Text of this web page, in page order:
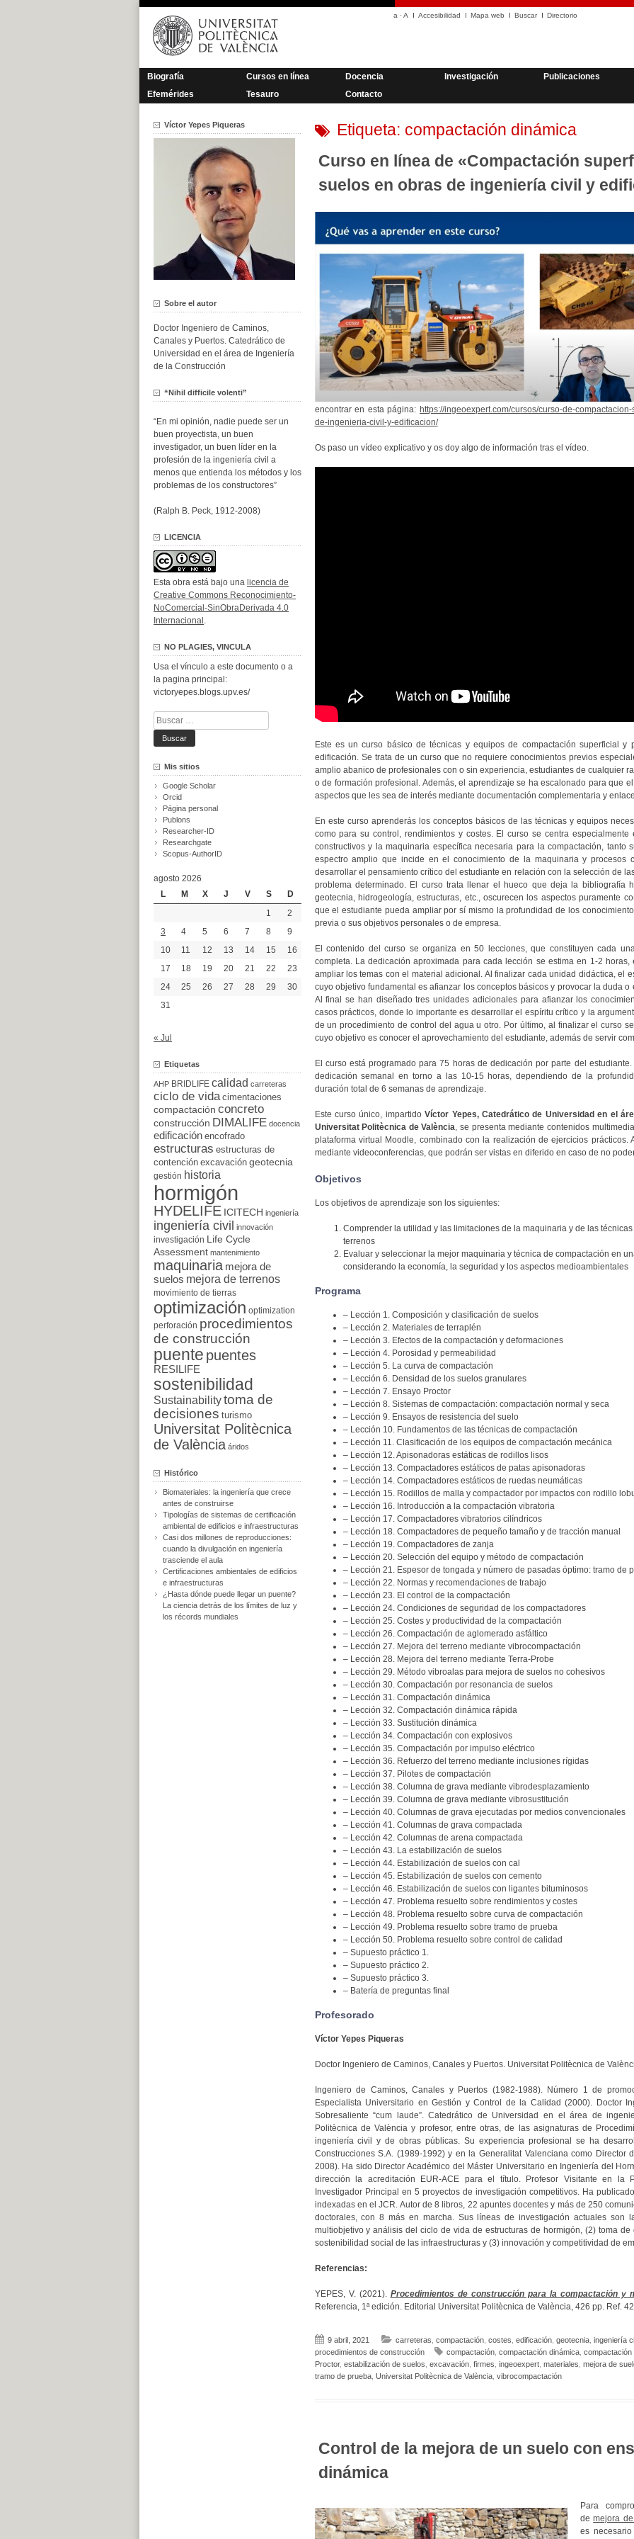
Saltar
contenido
a ·A Accesibilidad Mapa web Buscar Directorio
Biografía Cursos en línea Docencia Investigación Publicaciones
Efemérides
Tesauro Contacto
Etiqueta: compactación dinámica
Curso en línea de «Compactación
suelos en obras de ingeniería civil y
encontrar en esta página: https://ingeoexpert.com/cursos/curso-de-
de-ingenieria-civil-y-edificacion/
Os paso un vídeo explicativo y os doy algo de información tras el vídeo.
Este es un curso básico de técnicas y equipos de compactación superficial
edificación. Se trata de un curso que no requiere conocimientos previos
amplio abanico de profesionales con o sin experiencia, estudiantes de cualquier
o de formación profesional. Además, el aprendizaje se ha escalonado para que
aspectos que les sea de interés mediante documentación complementaria y
En este curso aprenderás los conceptos básicos de las técnicas y equipos
como para su control, rendimientos y costes. El curso se centra
constructivos y la maquinaria específica necesaria para la compactación, tanto
espectro amplio que incide en el conocimiento de la maquinaria y procesos
desarrollar el pensamiento crítico del estudiante en relación con la selección de
problema determinado. El curso trata llenar el hueco que deja la bibliografía
geotecnia, hidrogeología, estructuras, etc., oscurecen los aspectos puramente
que el estudiante pueda ampliar por sí mismo la profundidad de los
previa o sus objetivos personales o de empresa.
El contenido del curso se organiza en 50 lecciones, que constituyen cada
completa. La dedicación aproximada para cada lección se estima en 1-2
ampliar los temas con el material adicional. Al finalizar cada unidad didáctica, el
cuyo objetivo fundamental es afianzar los conceptos básicos y provocar la duda
Al final se han diseñado tres unidades adicionales para afianzar los
casos prácticos, donde lo importante es desarrollar el espíritu crítico y la
de un procedimiento de control del agua u otro. Por último, al finalizar el curso
cuyo objetivo es conocer el aprovechamiento del estudiante, además de servir
El curso está programado para 75 horas de dedicación por parte del
dedicación semanal en torno a las 10-15 horas, dependiendo de la
duración total de 6 semanas de aprendizaje.
Este curso único, impartidoVíctor Yepes, Catedrático de Universidad en el
Universitat Politècnica de València, se presenta mediante contenidos
plataforma virtual Moodle, combinado con la realización de ejercicios prácticos.
mediante videoconferencias, que podrán ser vistas en diferido en caso de no
Objetivos
Los objetivos de aprendizaje son los siguientes:
Comprender la utilidad y las limitaciones de la maquinaria y de las
terrenos
Evaluar y seleccionar la mejor maquinaria y técnica de compactación en
considerando la economía, la seguridad y los aspectos medioambientales
Programa
– Lección 1. Composición y clasificación de suelos
– Lección 2. Materiales de terraplén
– Lección 3. Efectos de la compactación y deformaciones
– Lección 4. Porosidad y permeabilidad
– Lección 5. La curva de compactación
– Lección 6. Densidad de los suelos granulares
– Lección 7. Ensayo Proctor
– Lección 8. Sistemas de compactación: compactación normal y seca
– Lección 9. Ensayos de resistencia del suelo
– Lección 10. Fundamentos de las técnicas de compactación
– Lección 11. Clasificación de los equipos de compactación mecánica
– Lección 12. Apisonadoras estáticas de rodillos lisos
– Lección 13. Compactadores estáticos de patas apisonadoras
– Lección 14. Compactadores estáticos de ruedas neumáticas
– Lección 15. Rodillos de malla y compactador por impactos con rodillo
– Lección 16. Introducción a la compactación vibratoria
– Lección 17. Compactadores vibratorios cilíndricos
– Lección 18. Compactadores de pequeño tamaño y de tracción manual
– Lección 19. Compactadores de zanja
– Lección 20. Selección del equipo y método de compactación
– Lección 21. Espesor de tongada y número de pasadas óptimo: tramo de
– Lección 22. Normas y recomendaciones de trabajo
– Lección 23. El control de la compactación
– Lección 24. Condiciones de seguridad de los compactadores
– Lección 25. Costes y productividad de la compactación
– Lección 26. Compactación de aglomerado asfáltico
– Lección 27. Mejora del terreno mediante vibrocompactación
– Lección 28. Mejora del terreno mediante Terra-Probe
– Lección 29. Método vibroalas para mejora de suelos no cohesivos
– Lección 30. Compactación por resonancia de suelos
– Lección 31. Compactación dinámica
– Lección 32. Compactación dinámica rápida
– Lección 33. Sustitución dinámica
– Lección 34. Compactación con explosivos
– Lección 35. Compactación por impulso eléctrico
– Lección 36. Refuerzo del terreno mediante inclusiones rígidas
– Lección 37. Pilotes de compactación
– Lección 38. Columna de grava mediante vibrodesplazamiento
– Lección 39. Columna de grava mediante vibrosustitución
– Lección 40. Columnas de grava ejecutadas por medios convencionales
– Lección 41. Columnas de grava compactada
– Lección 42. Columnas de arena compactada
– Lección 43. La estabilización de suelos
– Lección 44. Estabilización de suelos con cal
– Lección 45. Estabilización de suelos con cemento
– Lección 46. Estabilización de suelos con ligantes bituminosos
– Lección 47. Problema resuelto sobre rendimientos y costes
– Lección 48. Problema resuelto sobre curva de compactación
– Lección 49. Problema resuelto sobre tramo de prueba
– Lección 50. Problema resuelto sobre control de calidad
– Supuesto práctico 1.
– Supuesto práctico 2.
– Supuesto práctico 3.
– Batería de preguntas final
Profesorado
Víctor Yepes Piqueras
Doctor Ingeniero de Caminos, Canales y Puertos. Universitat Politècnica de
Ingeniero de Caminos, Canales y Puertos (1982-1988). Número 1 de
Especialista Universitario en Gestión y Control de la Calidad (2000). Doctor
Sobresaliente “cum laude”. Catedrático de Universidad en el área de
Politècnica de València y profesor, entre otras, de las asignaturas de
ingeniería civil y de obras públicas. Su experiencia profesional se ha
Construcciones S.A. (1989-1992) y en la Generalitat Valenciana como Director
2008). Ha sido Director Académico del Máster Universitario en Ingeniería del
dirección la acreditación EUR-ACE para el título. Profesor Visitante en la
Investigador Principal en 5 proyectos de investigación competitivos. Ha
indexadas en el JCR. Autor de 8 libros, 22 apuntes docentes y más de 250
doctorales, con 8 más en marcha. Sus líneas de investigación actuales son
multiobjetivo y análisis del ciclo de vida de estructuras de hormigón, (2) toma
sostenibilidad social de las infraestructuras y (3) innovación y competitividad de
Referencias:
YEPES, V. (2021). Procedimientos de construcción para la compactación y
Referencia, 1ª edición. Editorial Universitat Politècnica de València, 426 pp. Ref.
9 abril, 2021 carreteras compactación, costes edificación, geotecnia, ingeniería
procedimientos de construcción
compactación, compactación dinámica, compactación
Proctor, estabilización de suelos excavación, firmes ingeoexpert, materiales mejora de
tramo de prueba, Universitat Politècnica de València, vibrocompactación
Control de la mejora de un suelo con
dinámica
Para
demejora
es
Víctor Yepes Piqueras
Sobre el autor
Doctor Ingeniero de Caminos,
Canales y Puertos. Catedrático de
Universidad en el área de Ingeniería
de la Construcción
“Nihil difficile volenti”
“En mi opinión, nadie puede ser un
buen proyectista, un buen
investigador, un buen líder en la
profesión de la ingeniería civil a
menos que entienda los métodos y los
problemas de los constructores”
(Ralph B. Peck, 1912-2008)
LICENCIA
Esta obra está bajo una licencia de
Creative Commons Reconocimiento-
NoComercial-SinObraDerivada 4.0
Internacional .
NO PLAGIES, VINCULA
Usa el vínculo a este documento o a
la pagina principal:
victoryepes.blogs.upv.es/
Buscar:
Mis sitios
Google Scholar
Orcid
Página personal
Publons
Researcher-ID
Researchgate
Scopus-AuthorID
agosto 2026
L
M X J V S
D
1
2
3
4 5 6 7 8
9
10
11 12 13 14 15
16
17
18 19 20 21 22
23
24
25 26 27 28 29
30
31
« Jul
Etiquetas
AHP BRIDLIFE calidad carreteras
ciclo de vida cimentaciones
compactación concreto
construcción DIMALIFE docencia
edificación encofrado
estructuras estructuras de
contención excavación geotecnia
gestión historia
hormigón
HYDELIFE ICITECH ingeniería
ingeniería civil innovación
investigación
Life Cycle
Assessment mantenimiento
maquinaria mejora de
suelos mejora de terrenos
movimiento de tierras
optimización optimization
perforación procedimientos
de construcción
puente puentes
RESILIFE
sostenibilidad
Sustainabilitytoma de
decisiones turismo
Universitat Politècnica
de València áridos
Histórico
Biomateriales: la ingeniería que crece
antes de construirse
Tipologías de sistemas de certificación
ambiental de edificios e infraestructuras
Casi dos millones de reproducciones:
cuando la divulgación en ingeniería
trasciende el aula
Certificaciones ambientales de edificios
e infraestructuras
¿Hasta dónde puede llegar un puente?
La ciencia detrás de los límites de luz y
los récords mundiales